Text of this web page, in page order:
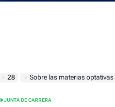
28 Sobre las materias optativas
POSTED
JUNTA DE CARRERA